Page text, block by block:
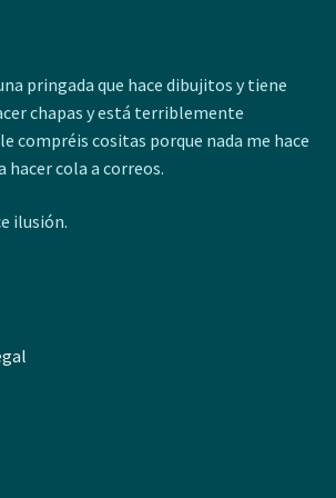
pringada que hace dibujitos y tiene
chapas y está terriblemente
compréis cositas porque nada me hace
hacer cola a correos.
ilusión.